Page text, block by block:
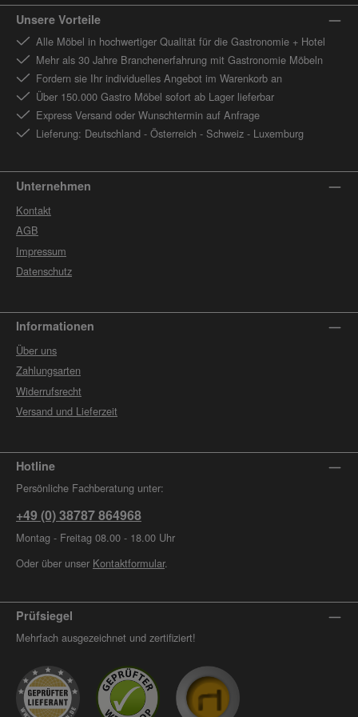
Unsere Vorteile
Alle Möbel in hochwertiger Qualität für die Gastronomie + Hotel
Mehr als 30 Jahre Branchenerfahrung mit Gastronomie Möbeln
Fordern sie Ihr individuelles Angebot im Warenkorb an
Über 150.000 Gastro Möbel sofort ab Lager lieferbar
Express Versand oder Wunschtermin auf Anfrage
Lieferung: Deutschland - Österreich - Schweiz - Luxemburg
Unternehmen
Kontakt
AGB
Impressum
Datenschutz
Informationen
Über uns
Zahlungsarten
Widerrufsrecht
Versand und Lieferzeit
Hotline
Persönliche Fachberatung unter:
+49 (0) 38787 864968
Montag - Freitag 08.00 - 18.00 Uhr
Oder über unser Kontaktformular.
Prüfsiegel
Mehrfach ausgezeichnet und zertifiziert!